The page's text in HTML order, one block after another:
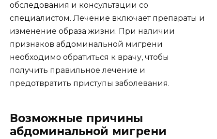
обследования и консультации со
специалистом. Лечение включает препараты и
изменение образа жизни. При наличии
признаков абдоминальной мигрени
необходимо обратиться к врачу, чтобы
получить правильное лечение и
предотвратить приступы заболевания.
Возможные причины
абдоминальной мигрени